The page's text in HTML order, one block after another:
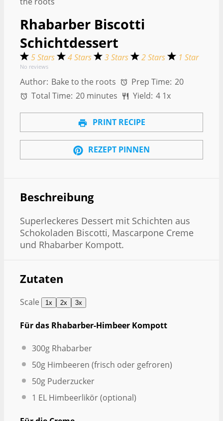
Rhabarber Biscotti
Schichtdessert
5 Stars 4 Stars 3 Stars 2 Stars 1 Star
No reviews
Author: Bake to the roots Prep Time: 20
Total Time: 20 minutes Yield: 4 1x
PRINT RECIPE
REZEPT PINNEN
Beschreibung
Superleckeres Dessert mit Schichten aus
Schokoladen Biscotti, Mascarpone Creme
und Rhabarber Kompott.
Zutaten
Scale 1x 2x 3x
Für das Rhabarber-Himbeer Kompott
300g Rhabarber
50g Himbeeren (frisch oder gefroren)
50g Puderzucker
1 EL Himbeerlikör (optional)